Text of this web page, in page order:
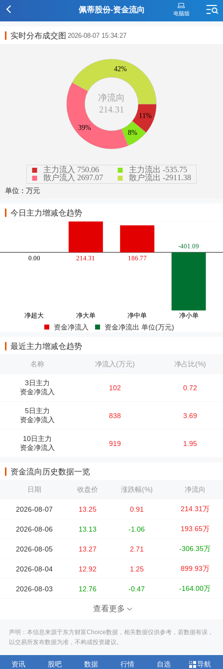
佩蒂股份-资金流向
实时分布成交图 2026-08-07 15:34:27
今日主力增减仓趋势
资金净流入 资金净流出 单位(万元)
最近主力增减仓趋势
名称 净流入(万元) 净占比(%)
3日主力
资金净流入
102 0.72
5日主力
资金净流入
838 3.69
10日主力
资金净流入
919 1.95
资金流向历史数据一览
日期 收盘价 涨跌幅(%) 净流向
2026-08-07 13.25 0.91 214.31万
2026-08-06 13.13 -1.06 193.65万
2026-08-05 13.27 2.71 -306.35万
2026-08-04 12.92 1.25 899.93万
2026-08-03 12.76 -0.47 -164.00万
查看更多
声明：本信息来源于东方财富Choice数据，相关数据仅供参考，若数据有误，
以交易所发布数据为准，不构成投资建议。
资讯 股吧 数据 行情 自选 导航